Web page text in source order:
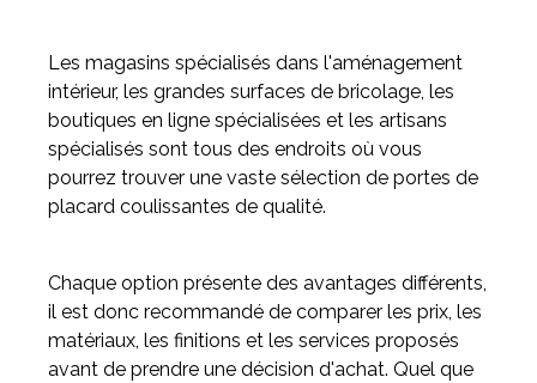
Les magasins spécialisés dans l'aménagement
intérieur, les grandes surfaces de bricolage, les
boutiques en ligne spécialisées et les artisans
spécialisés sont tous des endroits où vous
pourrez trouver une vaste sélection de portes de
placard coulissantes de qualité.
Chaque option présente des avantages différents,
il est donc recommandé de comparer les prix, les
matériaux, les finitions et les services proposés
avant de prendre une décision d'achat. Quel que